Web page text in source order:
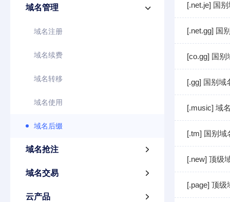
域名管理 
域名注册
域名续费
域名转移
域名使用
域名后缀
域名抢注 
域名交易 
云产品 
[.net.je] 国
[.net.gg] 国
[co.gg] 国别
[.gg] 国别域
[.music] 域
[.tm] 国别域
[.new] 顶级
[.page] 顶级